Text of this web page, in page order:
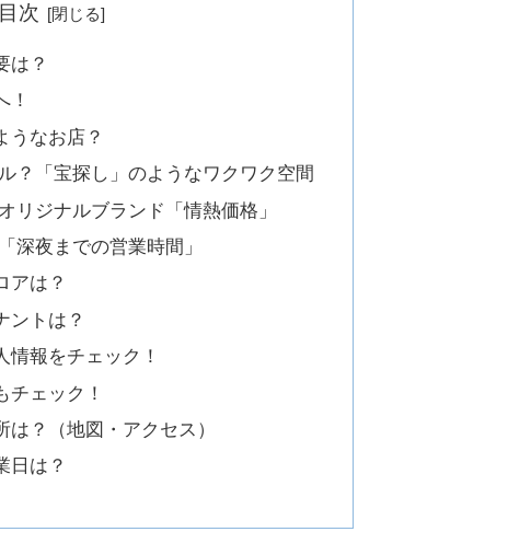
目次
は？
！
うなお店？
？「宝探し」のようなワクワク空間
リジナルブランド「情熱価格」
深夜までの営業時間」
アは？
ントは？
報をチェック！
チェック！
？（地図・アクセス）
日は？